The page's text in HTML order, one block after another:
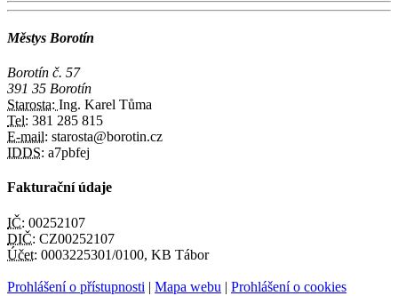
Městys Borotín
Borotín č. 57
391 35 Borotín
Starosta: Ing. Karel Tůma
Tel: 381 285 815
E-mail: starosta@borotin.cz
IDDS: a7pbfej
Fakturační údaje
IČ: 00252107
DIČ: CZ00252107
Účet: 0003225301/0100, KB Tábor
Prohlášení o přístupnosti | Mapa webu | Prohlášení o cookies